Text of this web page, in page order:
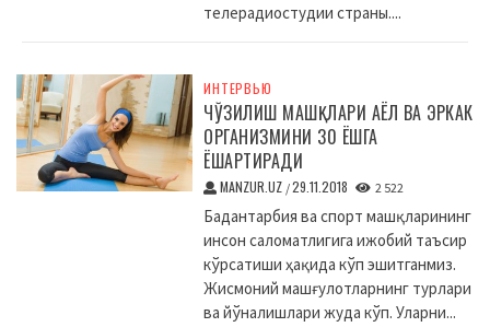
телерадиостудии страны....
ИНТЕРВЬЮ
ЧЎЗИЛИШ МАШҚЛАРИ АЁЛ ВА ЭРКАК
ОРГАНИЗМИНИ 30 ЁШГА
ЁШАРТИРАДИ
MANZUR.UZ /29.11.2018 2 522
Бадантарбия ва спорт машқларининг
инсон саломатлигига ижобий таъсир
кўрсатиши ҳақида кўп эшитганмиз.
Жисмоний машғулотларнинг турлари
ва йўналишлари жуда кўп. Уларни...